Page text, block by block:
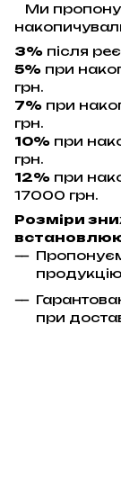
Ми
3% після
5% при
грн.
7% при
грн.
10% при
грн.
12% при
17000 грн.
Розміри
продукцію
при